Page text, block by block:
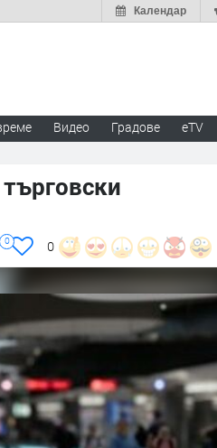
Календар
Видео Градове eTV
0
0